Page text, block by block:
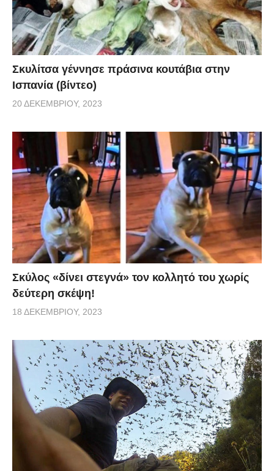
Σκυλίτσα γέννησε πράσινα κουτάβια στην
Ισπανία (βίντεο)
20 ΔΕΚΕΜΒΡΊΟΥ, 2023
Σκύλος «δίνει στεγνά» τον κολλητό του χωρίς
δεύτερη σκέψη!
18 ΔΕΚΕΜΒΡΊΟΥ, 2023